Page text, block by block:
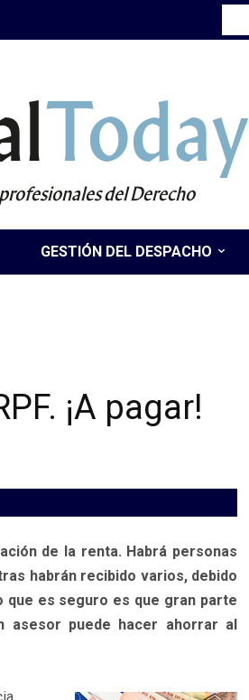
Today
del Derecho
GESTIÓN DEL DESPACHO
¡A pagar!
de la renta. Habrá personas
habrán recibido varios, debido
es seguro es que gran parte
asesor puede hacer ahorrar al